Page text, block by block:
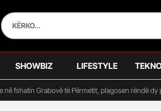
SHOWBIZ LIFESTYLE
në fshatin Grabovë të Përmetit, plagosen rëndë